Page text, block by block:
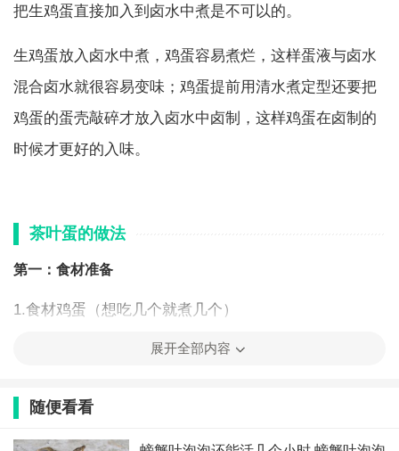
把生鸡蛋直接加入到卤水中煮是不可以的。
生鸡蛋放入卤水中煮，鸡蛋容易煮烂，这样蛋液与卤水
混合卤水就很容易变味；鸡蛋提前用清水煮定型还要把
鸡蛋的蛋壳敲碎才放入卤水中卤制，这样鸡蛋在卤制的
时候才更好的入味。
茶叶蛋的做法
第一：食材准备
1.食材鸡蛋（想吃几个就煮几个）
2.红茶叶、香叶、八角、桂皮各5克
3.鸡粉、调料盐各5克，老抽15毫升
只需要准备这些完全即可。
展开全部内容
随便看看